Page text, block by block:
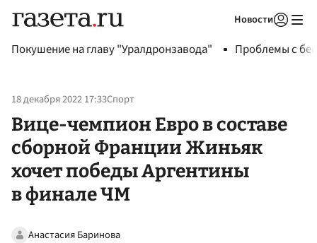
Новости
Покушение на главу "Уралдронзавода" Проблемы с
18 декабря 2022 17:33Спорт
Вице-чемпион Евро в составе
сборной Франции Жиньяк
хочет победы Аргентины
в финале ЧМ
Анастасия Баринова